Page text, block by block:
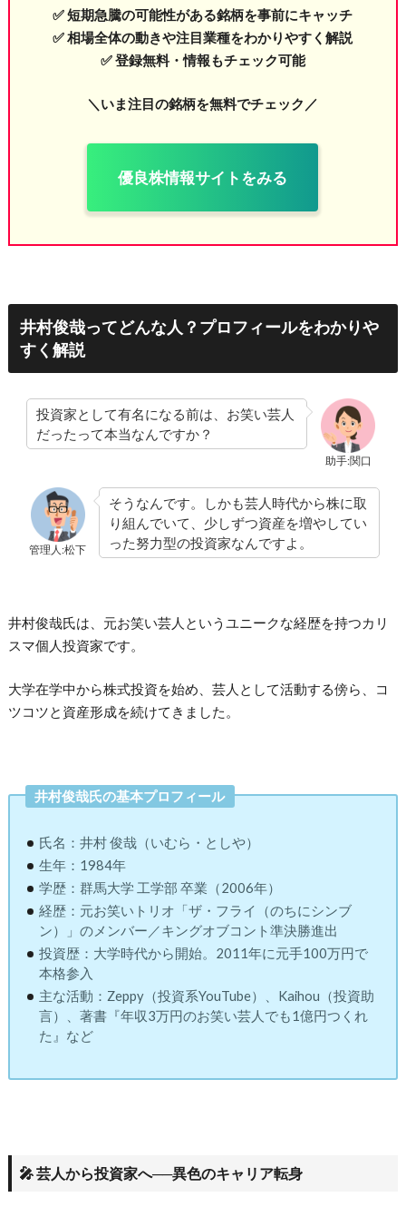
✅ 短期急騰の可能性がある銘柄を事前にキャッチ
✅ 相場全体の動きや注目業種をわかりやすく解説
✅ 登録無料・情報もチェック可能
＼いま注目の銘柄を無料でチェック／
優良株情報サイトをみる
井村俊哉ってどんな人？プロフィールをわかりや
すく解説
助手:関口
投資家として有名になる前は、お笑い芸人
だったって本当なんですか？
管理人:松下
そうなんです。しかも芸人時代から株に取
り組んでいて、少しずつ資産を増やしてい
った努力型の投資家なんですよ。
井村俊哉氏は、元お笑い芸人というユニークな経歴を持つカリ
スマ個人投資家です。
大学在学中から株式投資を始め、芸人として活動する傍ら、コ
ツコツと資産形成を続けてきました。
井村俊哉氏の基本プロフィール
氏名：井村 俊哉（いむら・としや）
生年：1984年
学歴：群馬大学 工学部 卒業（2006年）
経歴：元お笑いトリオ「ザ・フライ（のちにシンブ
ン）」のメンバー／キングオブコント準決勝進出
投資歴：大学時代から開始。2011年に元手100万円で
本格参入
主な活動：Zeppy（投資系YouTube）、Kaihou（投資助
言）、著書『年収3万円のお笑い芸人でも1億円つくれ
た』など
🎤 芸人から投資家へ──異色のキャリア転身